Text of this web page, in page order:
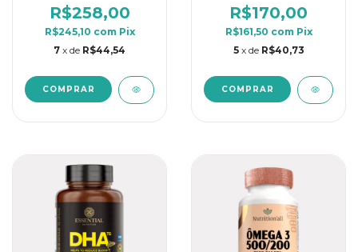
R$258,00
R$245,10 com Pix
7 x de R$44,54
R$170,00
R$161,50 com Pix
5 x de R$40,73